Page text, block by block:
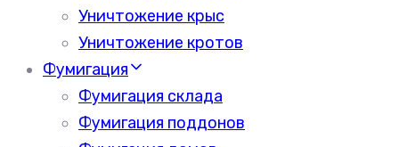
Уничтожение крыс
Уничтожение кротов
Фумигация
Фумигация склада
Фумигация поддонов